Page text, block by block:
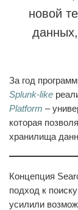
новой
За год
Splunk-like
Platform –
которая
хранилища
Концепция
подход к
усилили